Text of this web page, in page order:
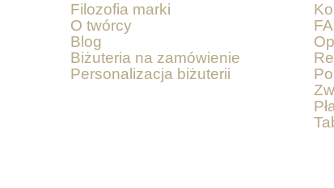
Filozofia marki
O twórcy
Blog
Biżuteria na zamówienie
Personalizacja biżuterii